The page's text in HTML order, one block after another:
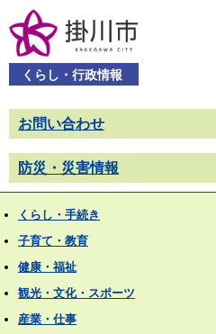
くらし・行政情報
お問い合わせ
防災・災害情報
くらし・手続き
子育て・教育
健康・福祉
観光・文化・スポーツ
産業・仕事